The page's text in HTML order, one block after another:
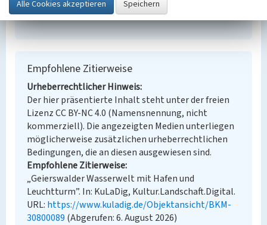
Übernahme aus externer Fachdatenbank
Empfohlene Zitierweise
Urheberrechtlicher Hinweis
Der hier präsentierte Inhalt steht unter der freien
Lizenz CC BY-NC 4.0 (Namensnennung, nicht
kommerziell). Die angezeigten Medien unterliegen
möglicherweise zusätzlichen urheberrechtlichen
Bedingungen, die an diesen ausgewiesen sind.
Empfohlene Zitierweise
„Geierswalder Wasserwelt mit Hafen und
Leuchtturm”. In: KuLaDig, Kultur.Landschaft.Digital.
URL: https://www.kuladig.de/Objektansicht/BKM-
30800089 (Abgerufen: 6. August 2026)